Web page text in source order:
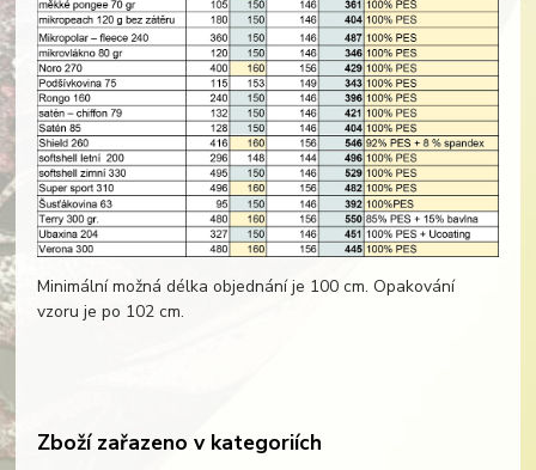
Minimální možná délka objednání je 100 cm. Opakování
vzoru je po 102 cm.
Zboží zařazeno v kategoriích